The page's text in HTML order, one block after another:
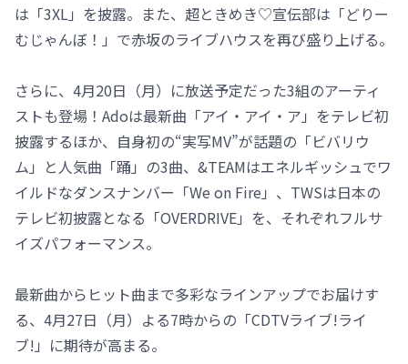
は「3XL」を披露。また、超ときめき♡宣伝部は「どりー
むじゃんぼ！」で赤坂のライブハウスを再び盛り上げる。
さらに、4月20日（月）に放送予定だった3組のアーティ
ストも登場！Adoは最新曲「アイ・アイ・ア」をテレビ初
披露するほか、自身初の“実写MV”が話題の「ビバリウ
ム」と人気曲「踊」の3曲、&TEAMはエネルギッシュでワ
イルドなダンスナンバー「We on Fire」、TWSは日本の
テレビ初披露となる「OVERDRIVE」を、それぞれフルサ
イズパフォーマンス。
最新曲からヒット曲まで多彩なラインアップでお届けす
る、4月27日（月）よる7時からの「CDTVライブ!ライ
ブ!」に期待が高まる。